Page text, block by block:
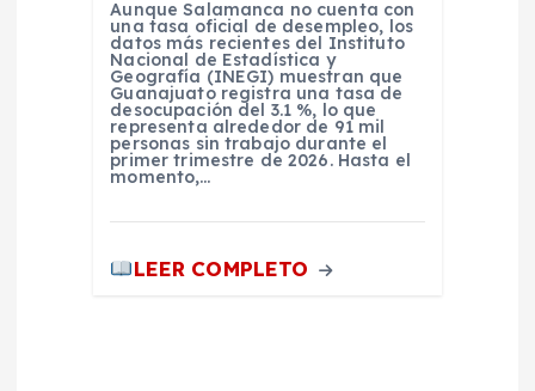
Aunque Salamanca no cuenta con
una tasa oficial de desempleo, los
datos más recientes del Instituto
Nacional de Estadística y
Geografía (INEGI) muestran que
Guanajuato registra una tasa de
desocupación del 3.1 %, lo que
representa alrededor de 91 mil
personas sin trabajo durante el
primer trimestre de 2026. Hasta el
momento,…
LEER COMPLETO